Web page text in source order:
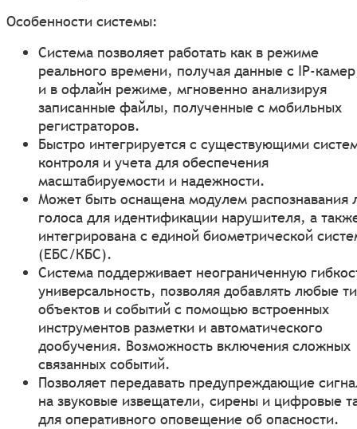
Особенности системы:
Система позволяет работать как в режиме
реального времени, получая данные с IP-
и в офлайн режиме, мгновенно анализируя
записанные файлы, полученные с мобильных
регистраторов.
Быстро интегрируется с существующими
контроля и учета для обеспечения
масштабируемости и надежности.
Может быть оснащена модулем распознавания
голоса для идентификации нарушителя, а
интегрирована с единой биометрической
(ЕБС/КБС).
Система поддерживает неограниченную
универсальность, позволяя добавлять любые
объектов и событий с помощью встроенных
инструментов разметки и автоматического
дообучения. Возможность включения сложных
связанных событий.
Позволяет передавать предупреждающие
на звуковые извещатели, сирены и цифровые
для оперативного оповещение об опасности.